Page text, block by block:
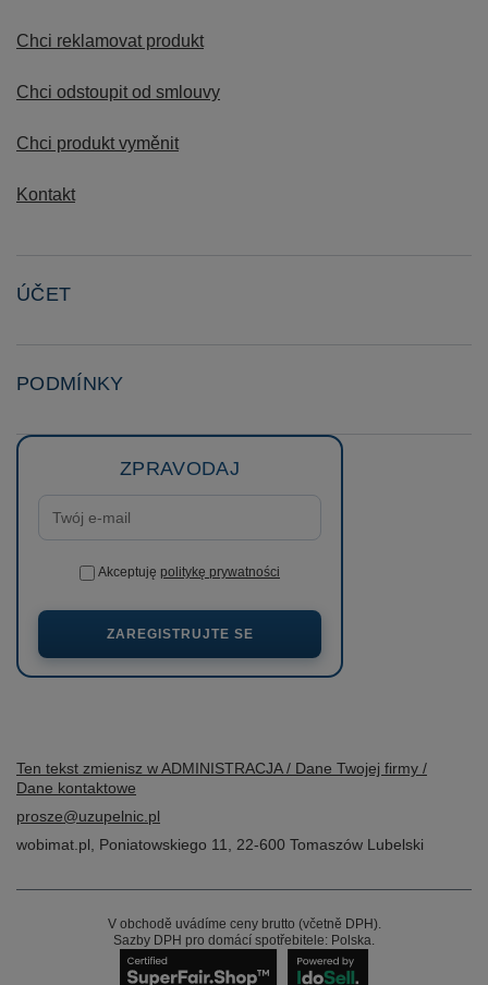
Chci reklamovat produkt
Chci odstoupit od smlouvy
Chci produkt vyměnit
Kontakt
ÚČET
PODMÍNKY
ZPRAVODAJ
Akceptuję politykę prywatności
ZAREGISTRUJTE SE
Ten tekst zmienisz w ADMINISTRACJA / Dane Twojej firmy /
Dane kontaktowe
prosze@uzupelnic.pl
wobimat.pl
Poniatowskiego 11 22-600 Tomaszów Lubelski
V obchodě uvádíme ceny brutto (včetně DPH).
Sazby DPH pro domácí spotřebitele: Polska.